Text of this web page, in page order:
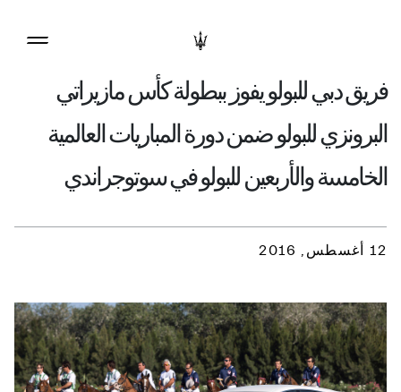
فريق دبي للبولو يفوز ببطولة كأس مازيراتي
البرونزي للبولو ضمن دورة المباريات العالمية
الخامسة والأربعين للبولو في سوتوجراندي
12 أغسطس, 2016